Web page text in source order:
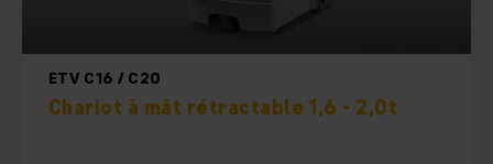
ETV C16 / C20
Chariot à mât rétractable 1,6 - 2,0t